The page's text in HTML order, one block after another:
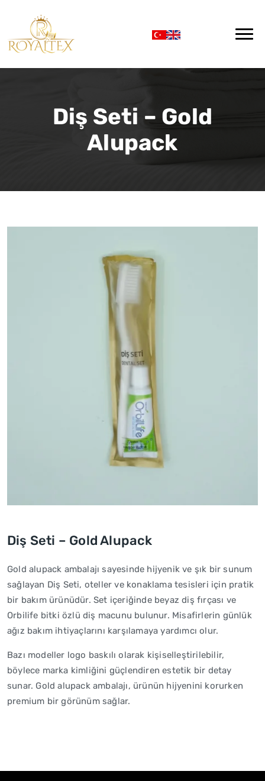
Diş Seti – Gold
Alupack
Diş Seti – Gold Alupack
Gold alupack ambalajı sayesinde hijyenik ve şık bir sunum
sağlayan Diş Seti, oteller ve konaklama tesisleri için pratik
bir bakım ürünüdür. Set içeriğinde beyaz diş fırçası ve
Orbilife bitki özlü diş macunu bulunur. Misafirlerin günlük
ağız bakım ihtiyaçlarını karşılamaya yardımcı olur.
Bazı modeller logo baskılı olarak kişiselleştirilebilir,
böylece marka kimliğini güçlendiren estetik bir detay
sunar. Gold alupack ambalajı, ürünün hijyenini korurken
premium bir görünüm sağlar.